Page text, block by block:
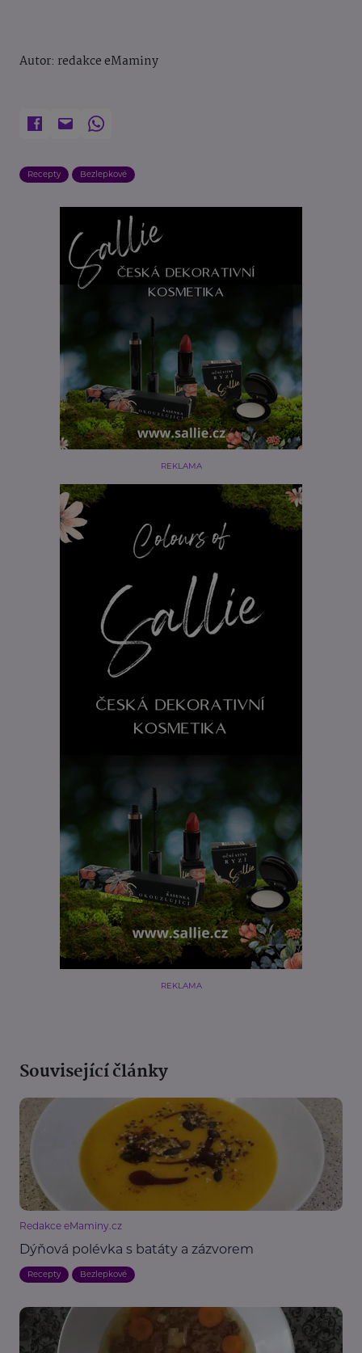
Autor: redakce eMaminy
Recepty Bezlepkové
REKLAMA
REKLAMA
Související články
Redakce eMaminy.cz
Dýňová polévka s batáty a zázvorem
Recepty Bezlepkové